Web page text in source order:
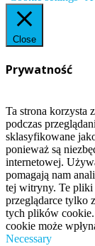
Close
Prywatność
Ta strona korzysta
podczas
sklasyfikowane
ponieważ są
internetowej.
pomagają nam
tej witryny. Te pliki
przeglądarce tylko
tych plików
cookie może
Necessary